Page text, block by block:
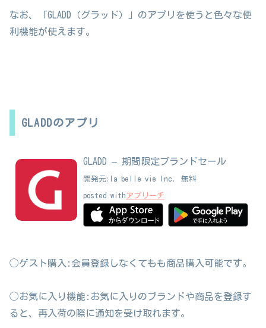
なお、「GLADD（グラッド）」のアプリを使うと色々な便
利機能が使えます。
GLADDのアプリ
GLADD – 期間限定ブランドセール
開発元: la belle vie Inc. 無料
posted with アプリーチ
◯ゲスト購入:会員登録しなくてもも商品購入可能です。
◯お気に入り機能:お気に入りのブランドや商品を登録す
ると、再入荷の際に通知を受け取れます。